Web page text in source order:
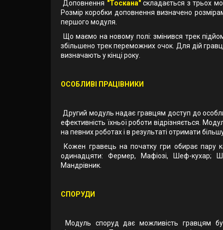
Доповнення "Тоскана"складається з трьох
Розмір коробки доповнення визначено
першого модуля.
Що маємо на новому полі: змінився трек
збільшено трек переможних очок. Для дій
визначають у кінці року.
ОСОБЛИВІ ПРАЦІВНИКИ
Другий модуль надає гравцям доступ до
ефективність їхньої роботи відрізняється.
на певних роботах і в результаті отримати
Кожен гравець на початку гри обирає пару
одинадцяти: Фермер, Мафіозі, Шеф-кухар;
Мандрівник.
СПОРУДИ
Модуль споруд дає можливість гравцям